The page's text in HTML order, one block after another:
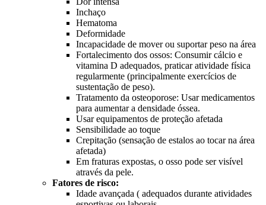
Inchaço
Hematoma
Deformidade
Incapacidade de mover ou suportar peso na área
Fortalecimento dos ossos: Consumir cálcio e
vitamina D adequados, praticar atividade física
regularmente (principalmente exercícios de
sustentação de peso).
Tratamento da osteoporose: Usar medicamentos
para aumentar a densidade óssea.
Usar equipamentos de proteção afetada
Sensibilidade ao toque
Crepitação (sensação de estalos ao tocar na área
afetada)
Em fraturas expostas, o osso pode ser visível
através da pele.
Fatores de risco:
Idade avançada ( adequados durante atividades